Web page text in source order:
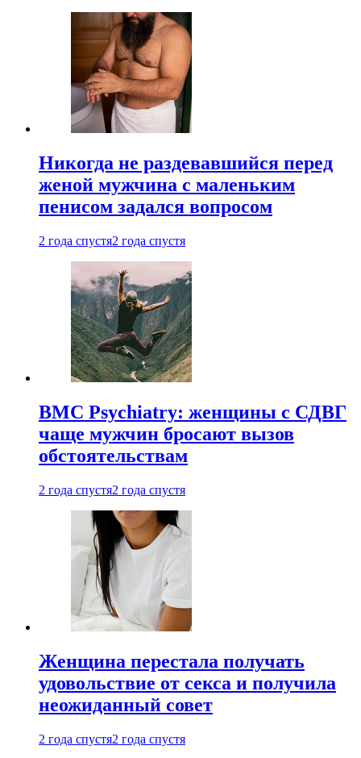
Никогда не раздевавшийся перед
женой мужчина с маленьким
пенисом задался вопросом
2 года спустя2 года спустя
BMC Psychiatry: женщины с СДВГ
чаще мужчин бросают вызов
обстоятельствам
2 года спустя2 года спустя
Женщина перестала получать
удовольствие от секса и получила
неожиданный совет
2 года спустя2 года спустя